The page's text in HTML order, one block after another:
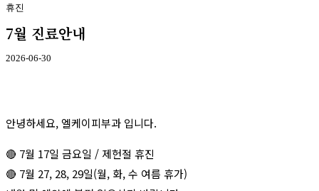
휴진
7월 진료안내
2026-06-30
안녕하세요, 엘케이피부과 입니다.
🔴 7월 17일 금요일 / 제헌절 휴진
🔴 7월 27, 28, 29일(월, 화, 수 여름 휴가)